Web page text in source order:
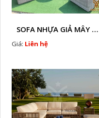
SOFA NHỰA GIẢ MÂY HTT - SG7
Giá: Liên hệ